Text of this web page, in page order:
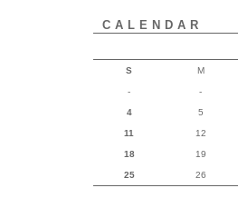
CALENDAR
S M
- -
4 5
11 12
18 19
25 26